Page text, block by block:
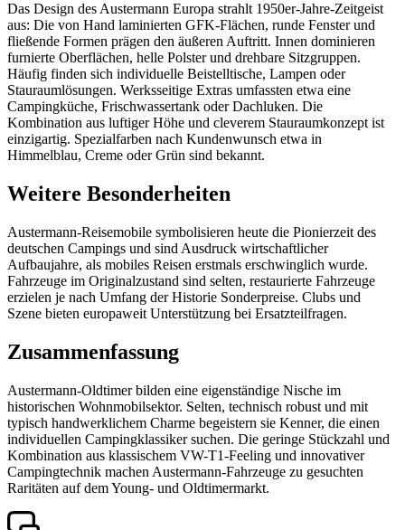
Das Design des Austermann Europa strahlt 1950er-Jahre-Zeitgeist
aus: Die von Hand laminierten GFK-Flächen, runde Fenster und
fließende Formen prägen den äußeren Auftritt. Innen dominieren
furnierte Oberflächen, helle Polster und drehbare Sitzgruppen.
Häufig finden sich individuelle Beistelltische, Lampen oder
Stauraumlösungen. Werksseitige Extras umfassten etwa eine
Campingküche, Frischwassertank oder Dachluken. Die
Kombination aus luftiger Höhe und cleverem Stauraumkonzept ist
einzigartig. Spezialfarben nach Kundenwunsch etwa in
Himmelblau, Creme oder Grün sind bekannt.
Weitere Besonderheiten
Austermann-Reisemobile symbolisieren heute die Pionierzeit des
deutschen Campings und sind Ausdruck wirtschaftlicher
Aufbaujahre, als mobiles Reisen erstmals erschwinglich wurde.
Fahrzeuge im Originalzustand sind selten, restaurierte Fahrzeuge
erzielen je nach Umfang der Historie Sonderpreise. Clubs und
Szene bieten europaweit Unterstützung bei Ersatzteilfragen.
Zusammenfassung
Austermann-Oldtimer bilden eine eigenständige Nische im
historischen Wohnmobilsektor. Selten, technisch robust und mit
typisch handwerklichem Charme begeistern sie Kenner, die einen
individuellen Campingklassiker suchen. Die geringe Stückzahl und
Kombination aus klassischem VW-T1-Feeling und innovativer
Campingtechnik machen Austermann-Fahrzeuge zu gesuchten
Raritäten auf dem Young- und Oldtimermarkt.